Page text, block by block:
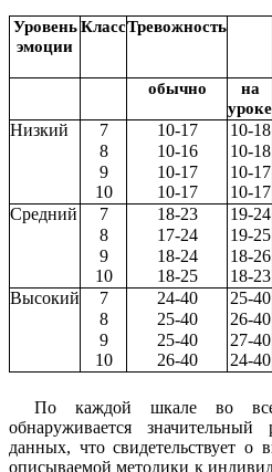
Уровень
эмоции
КлассТревожность
обычно
на
уроке
Низкий
7
8
9
10
10-17
10-16
10-17
10-17
10-18
10-18
10-17
10-17
Средний
7
8
9
10
18-23
17-24
18-24
18-25
19-24
19-25
18-26
18-23
Высокий
7
8
9
10
24-40
25-40
25-40
26-40
25-40
26-40
27-40
24-40
По каждой шкале во
обнаруживается значительный
данных, что свидетельствует о
описываемой методики к